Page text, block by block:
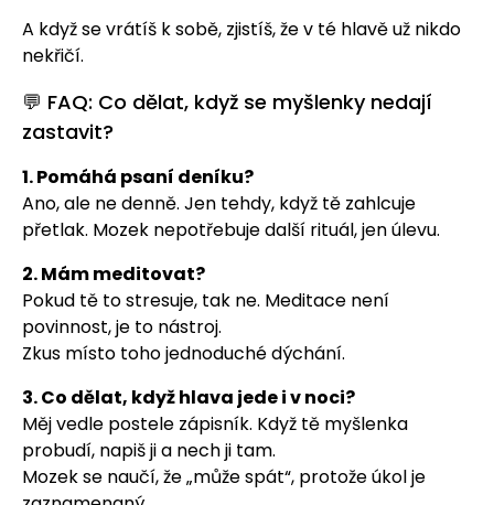
A když se vrátíš k sobě, zjistíš, že v té hlavě už nikdo
nekřičí.
💬 FAQ: Co dělat, když se myšlenky nedají
zastavit?
1. Pomáhá psaní deníku?
Ano, ale ne denně. Jen tehdy, když tě zahlcuje
přetlak. Mozek nepotřebuje další rituál, jen úlevu.
2. Mám meditovat?
Pokud tě to stresuje, tak ne. Meditace není
povinnost, je to nástroj.
Zkus místo toho jednoduché dýchání.
3. Co dělat, když hlava jede i v noci?
Měj vedle postele zápisník. Když tě myšlenka
probudí, napiš ji a nech ji tam.
Mozek se naučí, že „může spát“, protože úkol je